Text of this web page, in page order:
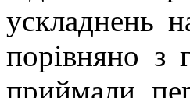
порівняно з
приймали